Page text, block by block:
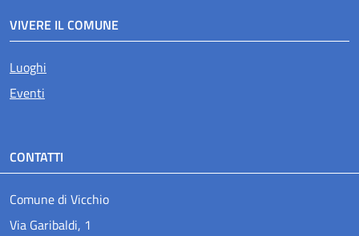
VIVERE IL COMUNE
Luoghi
Eventi
CONTATTI
Comune di Vicchio
Via Garibaldi, 1